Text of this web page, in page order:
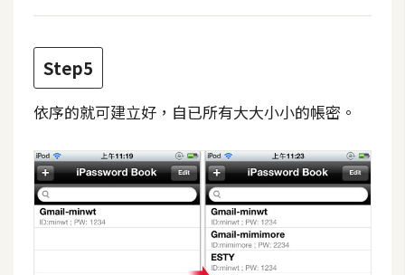
機
與
域
S
E
O
Step5
依序的就可建立好，自已所有大大小小的帳密。